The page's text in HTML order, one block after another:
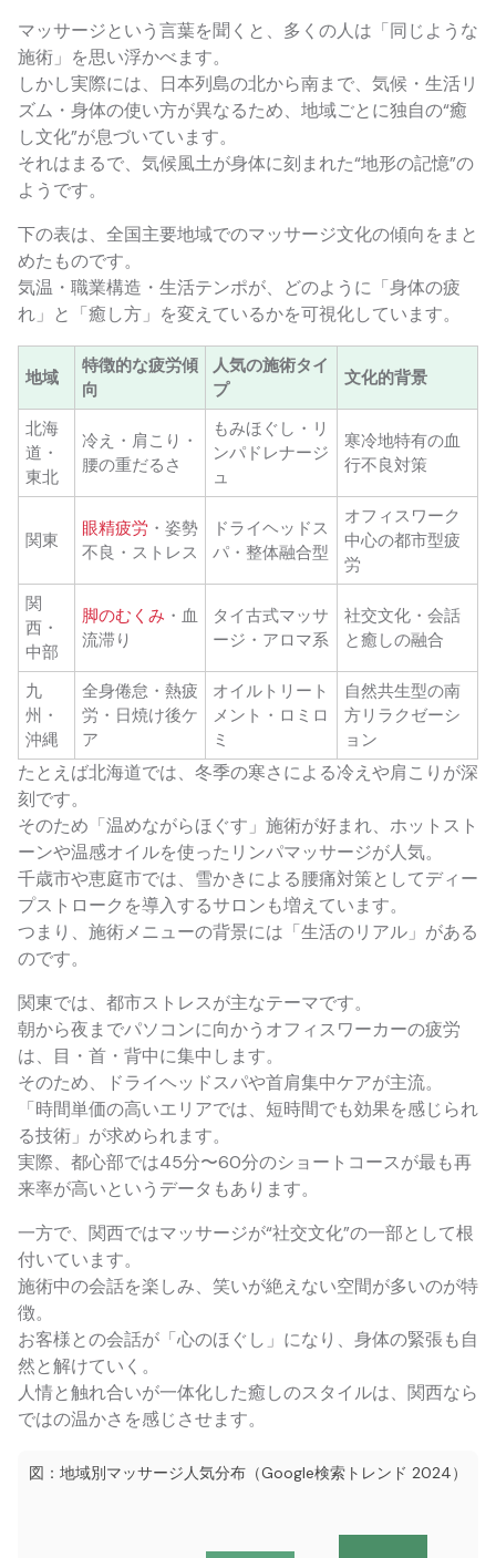
マッサージという言葉を聞くと、多くの人は「同じような
施術」を思い浮かべます。
しかし実際には、日本列島の北から南まで、気候・生活リ
ズム・身体の使い方が異なるため、地域ごとに独自の“癒
し文化”が息づいています。
それはまるで、気候風土が身体に刻まれた“地形の記憶”の
ようです。
下の表は、全国主要地域でのマッサージ文化の傾向をまと
めたものです。
気温・職業構造・生活テンポが、どのように「身体の疲
れ」と「癒し方」を変えているかを可視化しています。
地域
特徴的な疲労傾
向
人気の施術タイ
プ
文化的背景
北海
道・
東北
冷え・肩こり・
腰の重だるさ
もみほぐし・リ
ンパドレナージ
ュ
寒冷地特有の血
行不良対策
関東
眼精疲労 ・姿勢
不良・ストレス
ドライヘッドス
パ・整体融合型
オフィスワーク
中心の都市型疲
労
関
西・
中部
脚のむくみ ・血
流滞り
タイ古式マッサ
ージ・アロマ系
社交文化・会話
と癒しの融合
九
州・
沖縄
全身倦怠・熱疲
労・日焼け後ケ
ア
オイルトリート
メント・ロミロ
ミ
自然共生型の南
方リラクゼーシ
ョン
たとえば北海道では、冬季の寒さによる冷えや肩こりが深
刻です。
そのため「温めながらほぐす」施術が好まれ、ホットスト
ーンや温感オイルを使ったリンパマッサージが人気。
千歳市や恵庭市では、雪かきによる腰痛対策としてディー
プストロークを導入するサロンも増えています。
つまり、施術メニューの背景には「生活のリアル」がある
のです。
関東では、都市ストレスが主なテーマです。
朝から夜までパソコンに向かうオフィスワーカーの疲労
は、目・首・背中に集中します。
そのため、ドライヘッドスパや首肩集中ケアが主流。
「時間単価の高いエリアでは、短時間でも効果を感じられ
る技術」が求められます。
実際、都心部では45分〜60分のショートコースが最も再
来率が高いというデータもあります。
一方で、関西ではマッサージが“社交文化”の一部として根
付いています。
施術中の会話を楽しみ、笑いが絶えない空間が多いのが特
徴。
お客様との会話が「心のほぐし」になり、身体の緊張も自
然と解けていく。
人情と触れ合いが一体化した癒しのスタイルは、関西なら
ではの温かさを感じさせます。
図：地域別マッサージ人気分布（Google検索トレンド 2024）